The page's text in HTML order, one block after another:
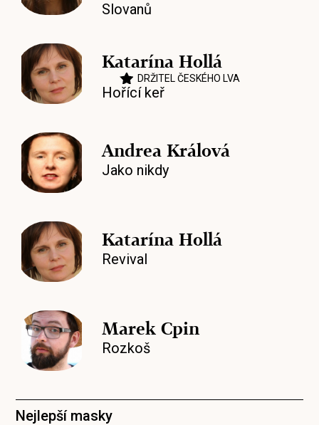
Slovanů
Katarína Hollá
DRŽITEL ČESKÉHO LVA
Hořící keř
Andrea Králová
Jako nikdy
Katarína Hollá
Revival
Marek Cpin
Rozkoš
Nejlepší masky